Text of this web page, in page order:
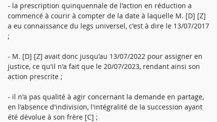
- la prescription quinquennale de l'action en réduction a
commencé à courir à compter de la date à laquelle M. [D] [Z]
a eu connaissance du legs universel, c'est à dire le 13/07/2017
;
- M. [D] [Z] avait donc jusqu'au 13/07/2022 pour assigner en
justice, ce qu'il n'a fait que le 20/07/2023, rendant ainsi son
action prescrite ;
- il n'a pas qualité à agir concernant la demande en partage,
en l'absence d'indivision, l'intégralité de la succession ayant
été dévolue à son frère [C] ;